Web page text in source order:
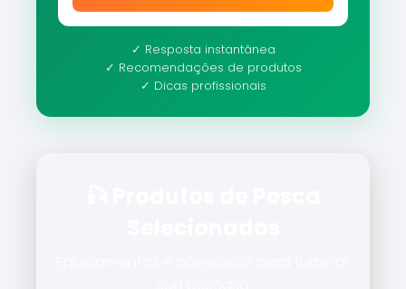
✓ Resposta instantânea
✓ Recomendações de produtos
✓ Dicas profissionais